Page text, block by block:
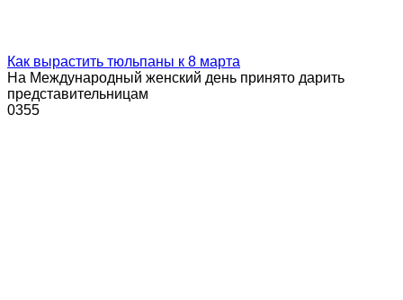
Как вырастить тюльпаны к 8 марта
На Международный женский день принято дарить
представительницам
0355